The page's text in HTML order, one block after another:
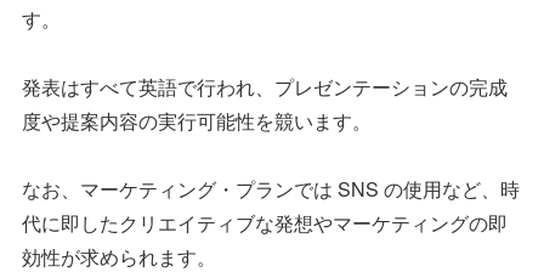
す。
発表はすべて英語で行われ、プレゼンテーションの完成
度や提案内容の実行可能性を競います。
なお、マーケティング・プランでは SNS の使用など、時
代に即したクリエイティブな発想やマーケティングの即
効性が求められます。